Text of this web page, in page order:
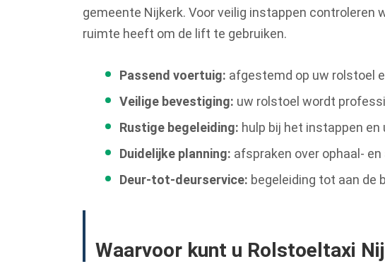
gemeente Nijkerk. Voor veilig instappen controleren
ruimte heeft om de lift te gebruiken.
Passend voertuig: afgestemd op uw rolstoel
Veilige bevestiging: uw rolstoel wordt
Rustige begeleiding: hulp bij het instappen
Duidelijke planning: afspraken over ophaal-
Deur-tot-deurservice: begeleiding tot aan de
Waarvoor kunt u Rolstoeltaxi